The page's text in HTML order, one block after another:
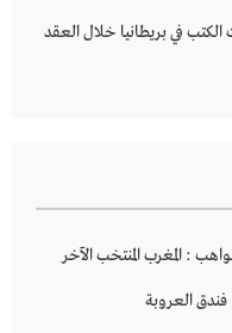
في بريطانيا خلال العقد
: المغرب المنتخب الآخر
العروبة